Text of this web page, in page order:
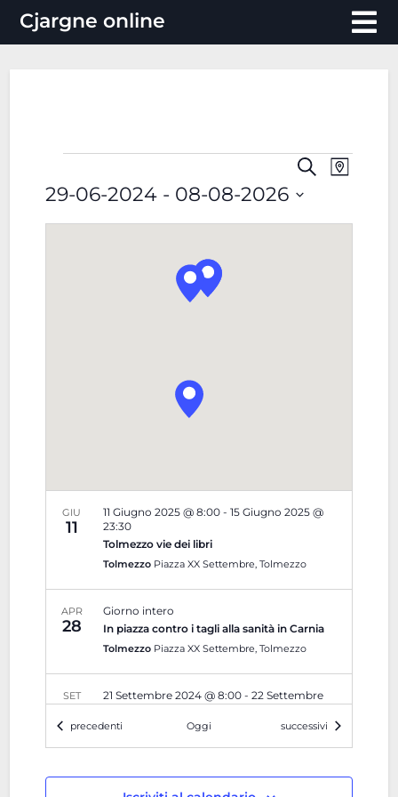
Cjargne online
Eventi
Ricerca
CercaEvento
Mappa
29-06-2024 - 08-08-2026
GIU
11
Tolmezzo vie dei libri
11 Giugno 2025 @ 8:00- 15 Giugno 2025 @
23:30
Tolmezzo Piazza XX Settembre, Tolmezzo
APR
28 In piazza contro i tagli alla sanità in Carnia
Giorno intero
Tolmezzo Piazza XX Settembre, Tolmezzo
SET
21
LA FESTA DELLA MELA A TOLMEZZO
21 Settembre 2024 @ 8:00- 22 Settembre
Tolmezzo Piazza XX Settembre, Tolmezzo
20:45-21:45
Eventi
precedenti Oggi Eventi
successivi